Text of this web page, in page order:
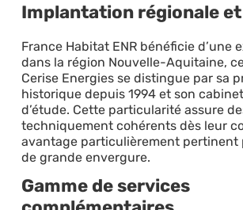
Implantation régionale
France Habitat ENR bénéficie d’une
dans la région Nouvelle-Aquitaine,
Cerise Energies se distingue par sa
historique depuis 1994 et son
d’étude. Cette particularité assure
techniquement cohérents dès leur
avantage particulièrement pertinent
de grande envergure.
Gamme de services